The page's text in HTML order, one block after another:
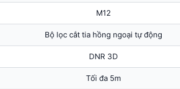
M12
Bộ lọc cắt tia hồng ngoại tự động
DNR 3D
Tối đa 5m